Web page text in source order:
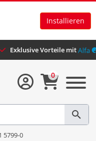
Installieren
Vorteile mit
5799-0
0